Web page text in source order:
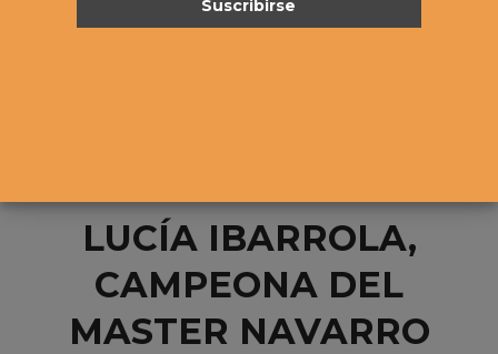
LUCÍA IBARROLA,
CAMPEONA DEL
MASTER NAVARRO